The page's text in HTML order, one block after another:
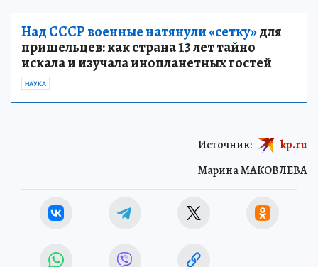
Над СССР военные натянули «сетку»для
пришельцев: как страна 13 лет тайно
искала и изучала инопланетных гостей
НАУКА
Марина МАКОВЛЕВА
Источник: kp.ru